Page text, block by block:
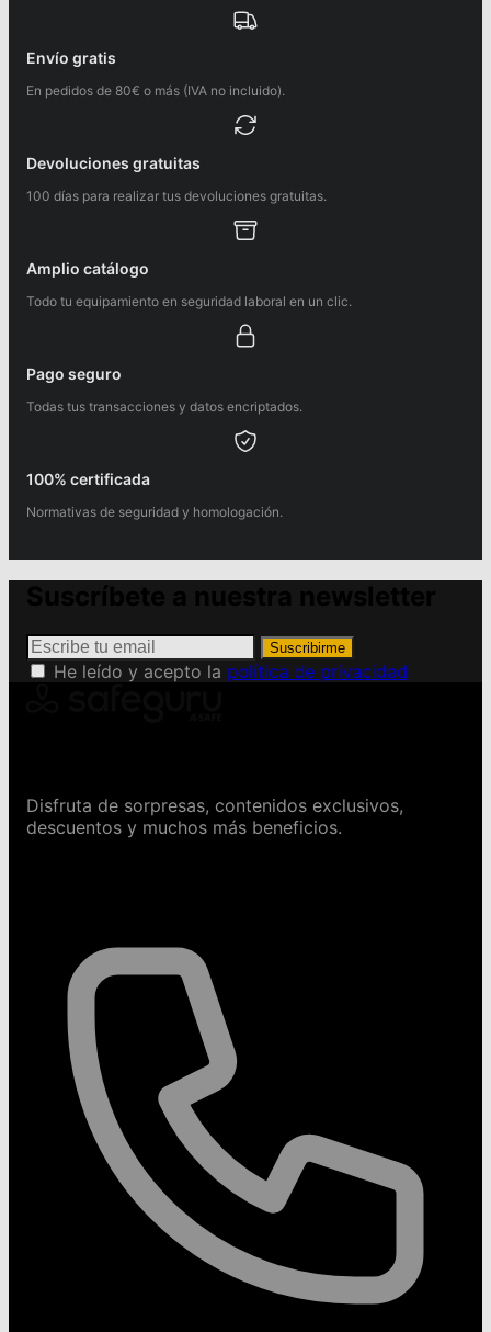
Envío gratis
En pedidos de 80€ o más (IVA no incluido).
Devoluciones gratuitas
100 días para realizar tus devoluciones gratuitas.
Amplio catálogo
Todo tu equipamiento en seguridad laboral en un clic.
Pago seguro
Todas tus transacciones y datos encriptados.
100% certificada
Normativas de seguridad y homologación.
Suscribirme
He leído y acepto la política de privacidad
Disfruta de sorpresas, contenidos exclusivos,
descuentos y muchos más beneficios.